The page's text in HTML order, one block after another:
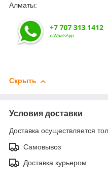
Алматы:
Скрыть
Условия доставки
Доставка осуществляется
Самовывоз
Доставка курьером